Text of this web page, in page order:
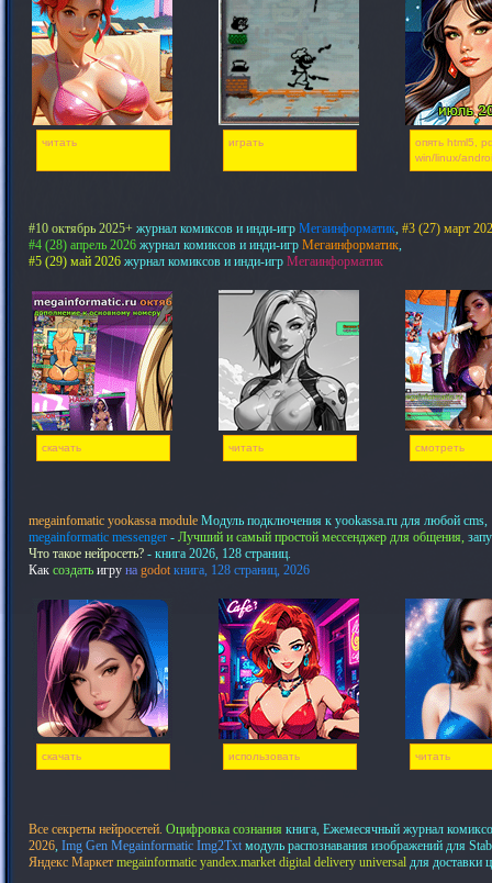
читать играть
опять html5,
win/linux/
#10 октябрь 2025+ журнал комиксов и инди-игр Мегаинформатик, #3 (27) март
#4 (28) апрель 2026 журнал комиксов и инди-игр Мегаинформатик,
#5 (29) май 2026 журнал комиксов и инди-игр Мегаинформатик
скачать читать смотреть
megainfomatic yookassa module Модуль подключения к yookassa.ru для любой cms,
megainformatic messenger - Лучший и самый простой мессенджер для общения,
Что такое нейросеть? - книга 2026, 128 страниц.
Как создать игру на godot книга, 128 страниц, 2026
скачать использовать читать
Все секреты нейросетей. Оцифровка сознания книга, Ежемесячный журнал
2026, Img Gen Megainformatic Img2Txt модуль распознавания изображений для
Яндекс Маркет megainformatic yandex.market digital delivery universal для доставки